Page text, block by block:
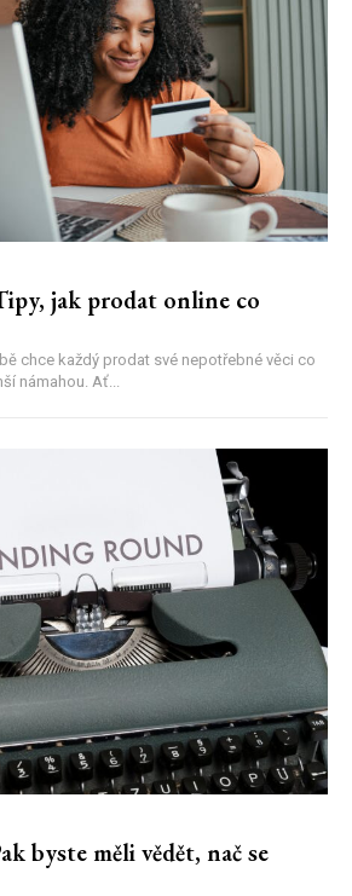
jak prodat online co
chce každý prodat své nepotřebné věci co
námahou. Ať...
byste měli vědět, nač se